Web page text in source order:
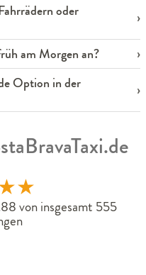
oder
am Morgen an?
Option in der
★
von insgesamt 555